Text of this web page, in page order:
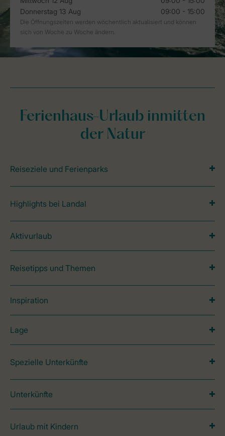
Ferienhaus-Urlaub inmitten
der Natur
Reiseziele und Ferienparks
Highlights bei Landal
Aktivurlaub
Reisetipps und Themen
Inspiration
Lage
Spezielle Unterkünfte
Unterkünfte
Urlaub mit Kindern